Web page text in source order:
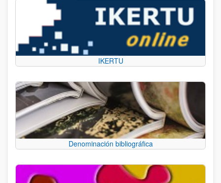
IKERTU
Denominación bibliográfica